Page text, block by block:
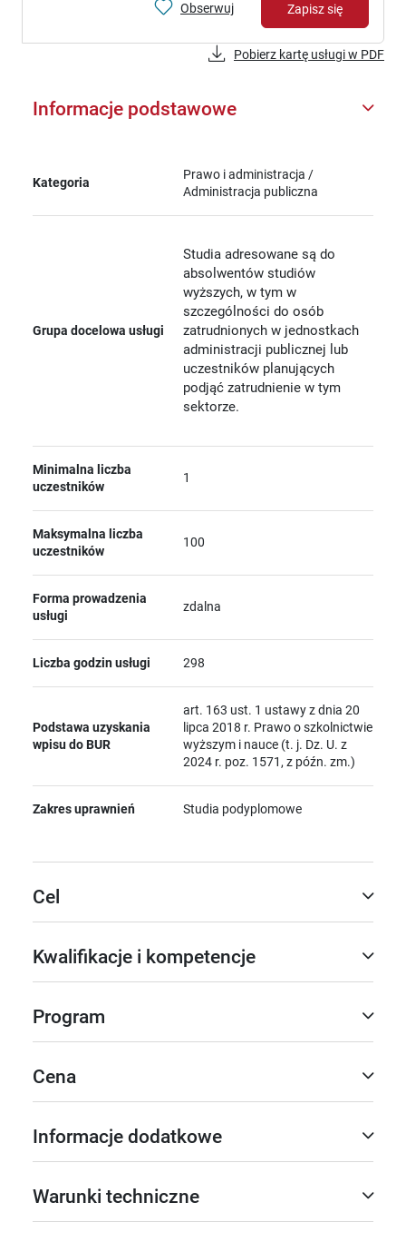
Obserwuj Zapisz się
Pobierz kartę usługi w PDF
Informacje podstawowe
Kategoria
Prawo i administracja /
Administracja publiczna
Grupa docelowa usługi
Studia adresowane są do
absolwentów studiów
wyższych, w tym w
szczególności do osób
zatrudnionych w jednostkach
administracji publicznej lub
uczestników planujących
podjąć zatrudnienie w tym
sektorze.
Minimalna liczba
uczestników
1
Maksymalna liczba
uczestników
100
Forma prowadzenia
usługi
zdalna
Liczba godzin usługi 298
Podstawa uzyskania
wpisu do BUR
art. 163 ust. 1 ustawy z dnia 20
lipca 2018 r. Prawo o szkolnictwie
wyższym i nauce (t. j. Dz. U. z
2024 r. poz. 1571, z późn. zm.)
Zakres uprawnień Studia podyplomowe
Cel
Kwalifikacje i kompetencje
Program
Cena
Informacje dodatkowe
Warunki techniczne